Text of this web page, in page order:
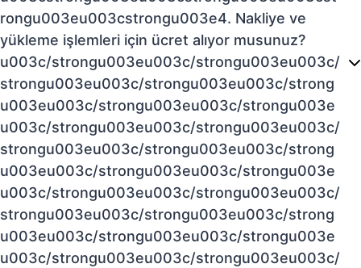
rongu003eu003cstrongu003e4. Nakliye ve
yükleme işlemleri için ücret alıyor musunuz?
u003c/strongu003eu003c/strongu003eu003c/
strongu003eu003c/strongu003eu003c/strong
u003eu003c/strongu003eu003c/strongu003e
u003c/strongu003eu003c/strongu003eu003c/
strongu003eu003c/strongu003eu003c/strong
u003eu003c/strongu003eu003c/strongu003e
u003c/strongu003eu003c/strongu003eu003c/
strongu003eu003c/strongu003eu003c/strong
u003eu003c/strongu003eu003c/strongu003e
u003c/strongu003eu003c/strongu003eu003c/